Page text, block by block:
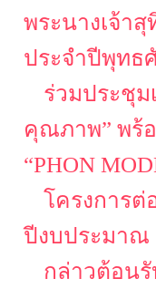
พระนางเจ้า
ประจำปีพุทธ
ร่วมประชุม
คุณภาพ” พร้
“PHON
โครงการ
ปีงบประมาณ
กล่าวต้อน